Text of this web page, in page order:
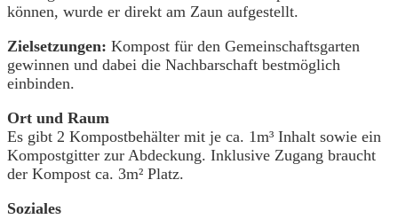
können, wurde er direkt am Zaun aufgestellt.
Zielsetzungen: Kompost für den Gemeinschaftsgarten
gewinnen und dabei die Nachbarschaft bestmöglich
einbinden.
Ort und Raum
Es gibt 2 Kompostbehälter mit je ca. 1m³ Inhalt sowie ein
Kompostgitter zur Abdeckung. Inklusive Zugang braucht
der Kompost ca. 3m² Platz.
Soziales